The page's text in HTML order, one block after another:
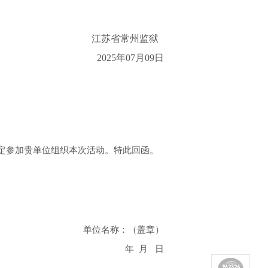
江苏省常州监狱
2025年07月 09日
参加贵单位组织本次活动。特此回 函。
单位名称：（盖章）
年
月 日